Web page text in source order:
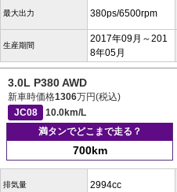
最大出力 380ps/6500rpm
生産期間
2017年09月～201
8年05月
3.0L P380 AWD
新車時価格1306万円(税込)
JC08
10.0km/L
満タンでどこまで走る？
700km
排気量 2994cc